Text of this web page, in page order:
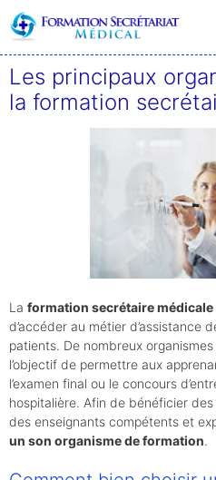
Aller
au
Les principaux
la formation
La formation secrétaire médicale
d’accéder au métier d’assistance
patients. De nombreux
l’objectif de permettre aux
l’examen final ou le concours
hospitalière. Afin de bénéficier
des enseignants compétents et
un son organisme de formation.